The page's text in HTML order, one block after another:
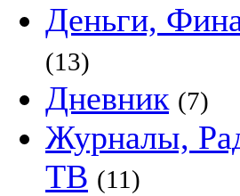
Деньги,
(13)
Дневник (7)
Журналы,
ТВ (11)